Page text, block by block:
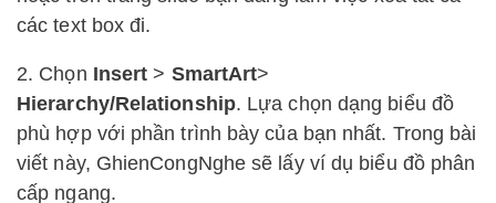
các text box đi.
2. Chọn Insert > SmartArt>
Hierarchy/Relationship. Lựa chọn dạng biểu đồ
phù hợp với phần trình bày của bạn nhất. Trong bài
viết này, GhienCongNghe sẽ lấy ví dụ biểu đồ phân
cấp ngang.